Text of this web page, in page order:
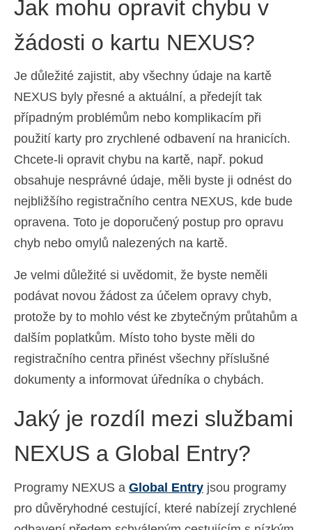
Jak mohu opravit chybu v
žádosti o kartu NEXUS?
Je důležité zajistit, aby všechny údaje na kartě
NEXUS byly přesné a aktuální, a předejít tak
případným problémům nebo komplikacím při
použití karty pro zrychlené odbavení na hranicích.
Chcete-li opravit chybu na kartě, např. pokud
obsahuje nesprávné údaje, měli byste ji odnést do
nejbližšího registračního centra NEXUS, kde bude
opravena. Toto je doporučený postup pro opravu
chyb nebo omylů nalezených na kartě.
Je velmi důležité si uvědomit, že byste neměli
podávat novou žádost za účelem opravy chyb,
protože by to mohlo vést ke zbytečným průtahům a
dalším poplatkům. Místo toho byste měli do
registračního centra přinést všechny příslušné
dokumenty a informovat úředníka o chybách.
Jaký je rozdíl mezi službami
NEXUS a Global Entry?
Programy NEXUS a Global Entry jsou programy
pro důvěryhodné cestující, které nabízejí zrychlené